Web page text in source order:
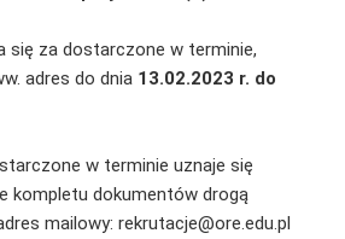
się za dostarczone w terminie,
adres do dnia 13.02.2023 r. do
w terminie uznaje się
kompletu dokumentów drogą
mailowy: rekrutacje@ore.edu.pl